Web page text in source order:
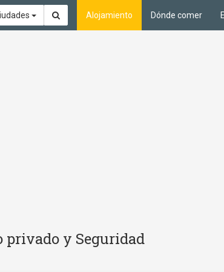
Alojamiento Dónde comer
y Seguridad